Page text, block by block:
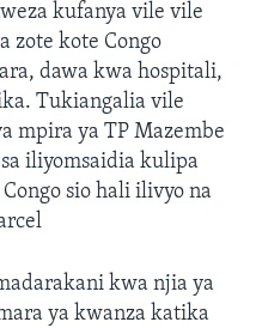
kufanya vile vile
zote kote Congo
dawa kwa hospitali,
Tukiangalia vile
mpira ya TP Mazembe
iliyomsaidia kulipa
sio hali ilivyo na
kwa njia ya
ya kwanza katika